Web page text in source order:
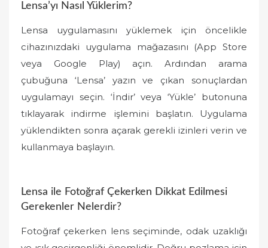
Lensa’yı Nasıl Yüklerim?
Lensa uygulamasını yüklemek için öncelikle
cihazınızdaki uygulama mağazasını (App Store
veya Google Play) açın. Ardından arama
çubuğuna ‘Lensa’ yazın ve çıkan sonuçlardan
uygulamayı seçin. ‘İndir’ veya ‘Yükle’ butonuna
tıklayarak indirme işlemini başlatın. Uygulama
yüklendikten sonra açarak gerekli izinleri verin ve
kullanmaya başlayın.
Lensa ile Fotoğraf Çekerken Dikkat Edilmesi
Gerekenler Nelerdir?
Fotoğraf çekerken lens seçiminde, odak uzaklığı